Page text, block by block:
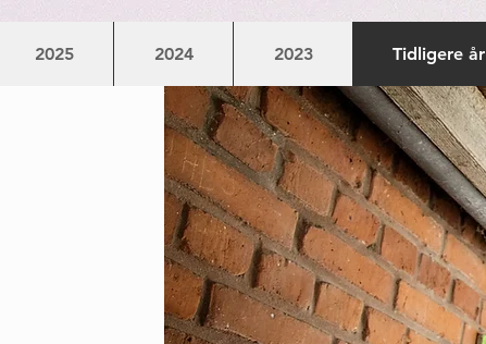
2025 2024 2023 Tidligere år